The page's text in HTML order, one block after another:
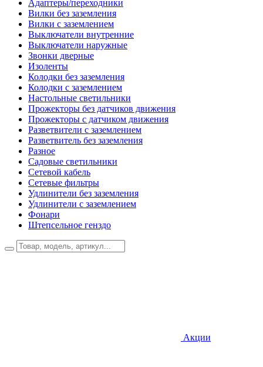
Адаптеры/переходники
Вилки без заземления
Вилки с заземлением
Выключатели внутренние
Выключатели наружные
Звонки дверные
Изоленты
Колодки без заземления
Колодки с заземлением
Настольные светильники
Прожекторы без датчиков движения
Прожекторы с датчиком движения
Разветвители с заземлением
Разветвитель без заземления
Разное
Садовые светильники
Сетевой кабель
Сетевые фильтры
Удлинители без заземления
Удлинители с заземлением
Фонари
Штепсельное генздо
Акции